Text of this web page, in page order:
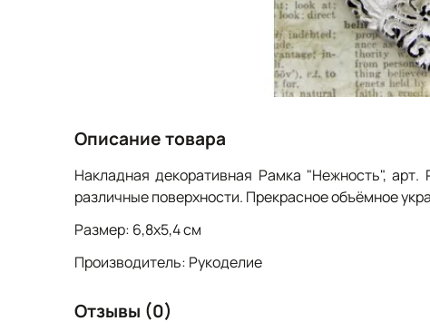
Описание товара
Накладная декоративная Рамка "Нежность",
различные поверхности. Прекрасное объёмное
Размер: 6,8х5,4 см
Производитель: Рукоделие
Отзывы (0)